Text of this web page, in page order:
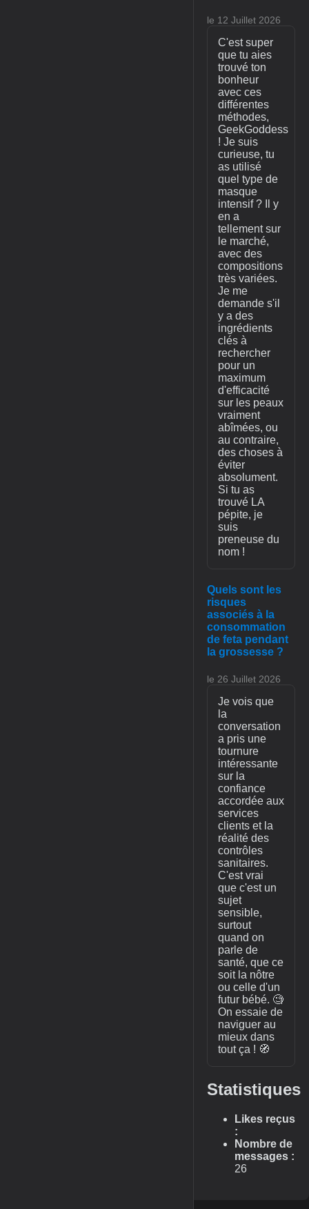
le 12 Juillet 2026
C'est super
que tu aies
trouvé ton
bonheur
avec ces
différentes
méthodes,
GeekGoddess
! Je suis
curieuse, tu
as utilisé
quel type de
masque
intensif ? Il y
en a
tellement sur
le marché,
avec des
compositions
très variées.
Je me
demande s'il
y a des
ingrédients
clés à
rechercher
pour un
maximum
d'efficacité
sur les peaux
vraiment
abîmées, ou
au contraire,
des choses à
éviter
absolument.
Si tu as
trouvé LA
pépite, je
suis
preneuse du
nom !
Quels sont les
risques
associés à la
consommation
de feta pendant
la grossesse ?
le 26 Juillet 2026
Je vois que
la
conversation
a pris une
tournure
intéressante
sur la
confiance
accordée aux
services
clients et la
réalité des
contrôles
sanitaires.
C'est vrai
que c'est un
sujet
sensible,
surtout
quand on
parle de
santé, que ce
soit la nôtre
ou celle d'un
futur bébé. 🧐
On essaie de
naviguer au
mieux dans
tout ça ! 🧭
Statistiques
Likes reçus
:
Nombre de
messages :
26